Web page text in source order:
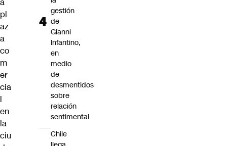
pl
az
a
co
m
er
cia
l
en
la
ciu
gestión
de
Gianni
Infantino,
en
medio
de
desmentidos
sobre
relación
sentimental
Chile